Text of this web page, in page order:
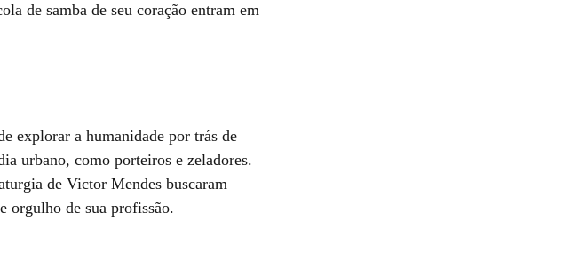
de samba de seu coração entram em
explorar a humanidade por trás de
urbano, como porteiros e zeladores.
de Victor Mendes buscaram
orgulho de sua profissão.